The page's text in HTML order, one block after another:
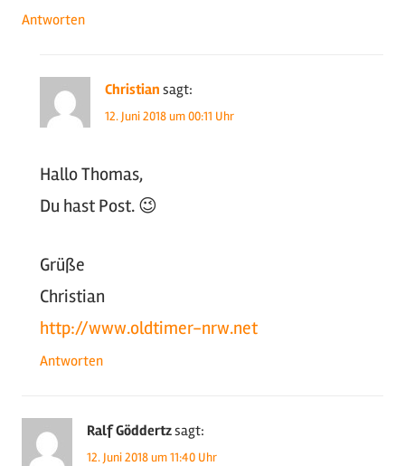
Antworten
Christian sagt:
12. Juni 2018 um 00:11 Uhr
Hallo Thomas,
Du hast Post. 😉
Grüße
Christian
http://www.oldtimer-nrw.net
Antworten
Ralf Göddertzsagt:
12. Juni 2018 um 11:40 Uhr